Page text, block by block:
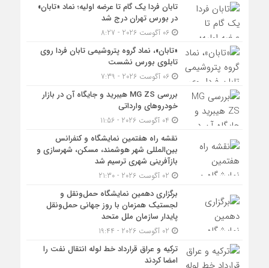
تابان فردا یک گام تا عرضه اولیه؛ نماد «تابان»
در بورس تهران درج شد
06 آگوست 2026 - 8:27
«تابان»، نماد گروه پتروشیمی تابان فردا روی
تابلوی بورس نشست
06 آگوست 2026 - 7:39
بررسی MG ZS هیبرید و جایگاه آن در بازار
خودروهای وارداتی
نقشه راه هفتمین نمایشگاه و کنفرانس
بین‌المللی شهر هوشمند، مسکن، شهرسازی و
بازآفرینی شهری ترسیم شد
برگزاری دهمین نمایشگاه حمل‌ونقل و
لجستیک همزمان با روز جهانی حمل‌ونقل
پایدار سازمان ملل متحد
ترکیه و عراق قرارداد خط لوله انتقال نفت را
امضا کردند